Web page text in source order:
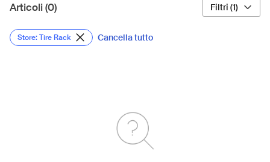
Articoli (0) Filtri (1)
Store: Tire Rack Cancella tutto